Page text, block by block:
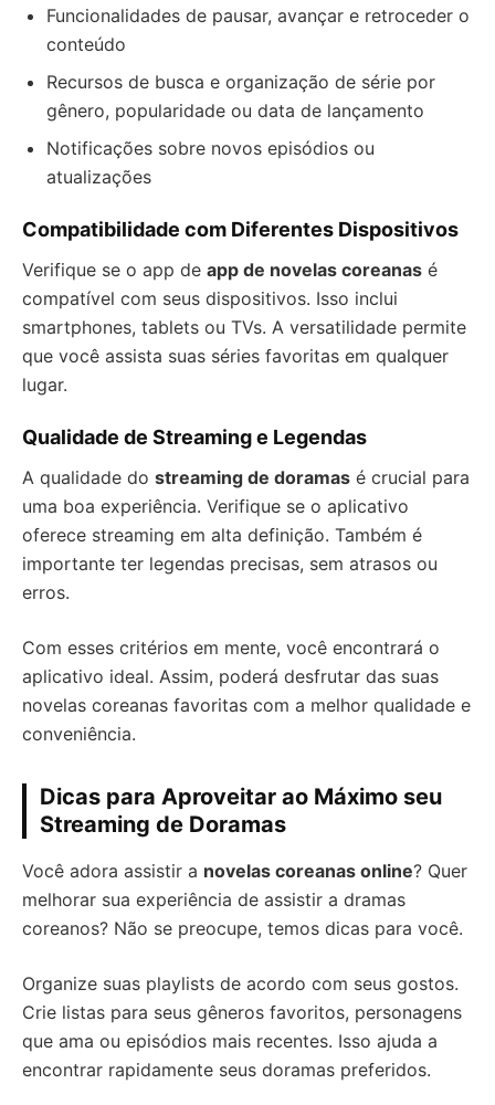
Funcionalidades de pausar, avançar e retroceder o
conteúdo
Recursos de busca e organização de série por
gênero, popularidade ou data de lançamento
Notificações sobre novos episódios ou
atualizações
Compatibilidade com Diferentes Dispositivos
Verifique se o app de app de novelas coreanas é
compatível com seus dispositivos. Isso inclui
smartphones, tablets ou TVs. A versatilidade permite
que você assista suas séries favoritas em qualquer
lugar.
Qualidade de Streaming e Legendas
A qualidade do streaming de doramas é crucial para
uma boa experiência. Verifique se o aplicativo
oferece streaming em alta definição. Também é
importante ter legendas precisas, sem atrasos ou
erros.
Com esses critérios em mente, você encontrará o
aplicativo ideal. Assim, poderá desfrutar das suas
novelas coreanas favoritas com a melhor qualidade e
conveniência.
Dicas para Aproveitar ao Máximo seu
Streaming de Doramas
Você adora assistir a novelas coreanas online? Quer
melhorar sua experiência de assistir a dramas
coreanos? Não se preocupe, temos dicas para você.
Organize suas playlists de acordo com seus gostos.
Crie listas para seus gêneros favoritos, personagens
que ama ou episódios mais recentes. Isso ajuda a
encontrar rapidamente seus doramas preferidos.